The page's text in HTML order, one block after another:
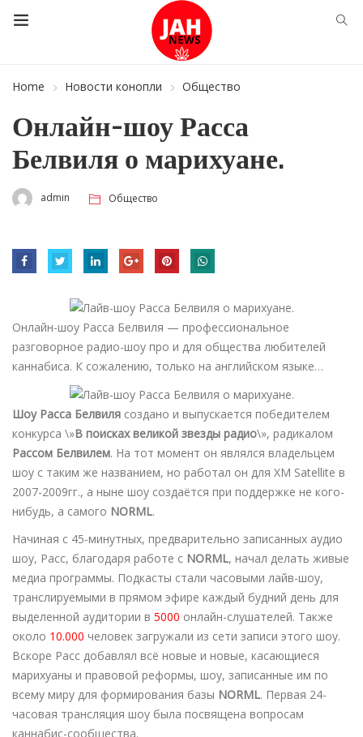
Home Новости конопли Общество
Онлайн-шоу Расса
Белвиля о марихуане.
admin Общество
Онлайн-шоу Расса Белвиля — профессиональное
разговорное радио-шоу про и для общества любителей
каннабиса. К сожалению, только на английском языке…
Шоу Расса Белвиля создано и выпускается победителем
конкурса \»В поисках великой звезды радио\», радикалом
Рассом Белвилем. На тот момент он являлся владельцем
шоу с таким же названием, но работал он для XM Satellite в
2007-2009гг., а ныне шоу создаётся при поддержке не кого-
нибудь, а самого NORML.
Начиная с 45-минутных, предварительно записанных аудио
шоу, Расс, благодаря работе с NORML, начал делать живые
медиа программы. Подкасты стали часовыми лайв-шоу,
транслируемыми в прямом эфире каждый будний день для
выделенной аудитории в 5000 онлайн-слушателей. Также
около 10.000 человек загружали из сети записи этого шоу.
Вскоре Расс добавлял всё новые и новые, касающиеся
марихуаны и правовой реформы, шоу, записанные им по
всему миру для формирования базы NORML. Первая 24-
часовая трансляция шоу была посвящена вопросам
каннабис-сообщества.